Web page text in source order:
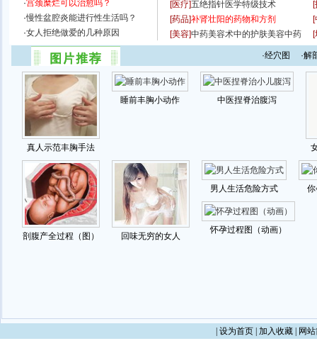
设为首页| 加入收藏|
网